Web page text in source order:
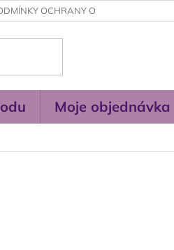
OCHRANY OSOBNÍCH ÚDAJŮ
Moje objednávka